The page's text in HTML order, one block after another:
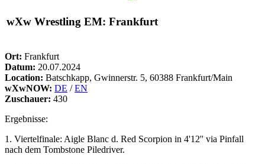
wXw Wrestling EM: Frankfurt
Ort: Frankfurt
Datum: 20.07.2024
Location: Batschkapp, Gwinnerstr. 5, 60388 Frankfurt/Main
wXwNOW: DE /EN
Zuschauer: 430
Ergebnisse:
1. Viertelfinale: Aigle Blanc d. Red Scorpion in 4'12'' via Pinfall
nach dem Tombstone Piledriver.